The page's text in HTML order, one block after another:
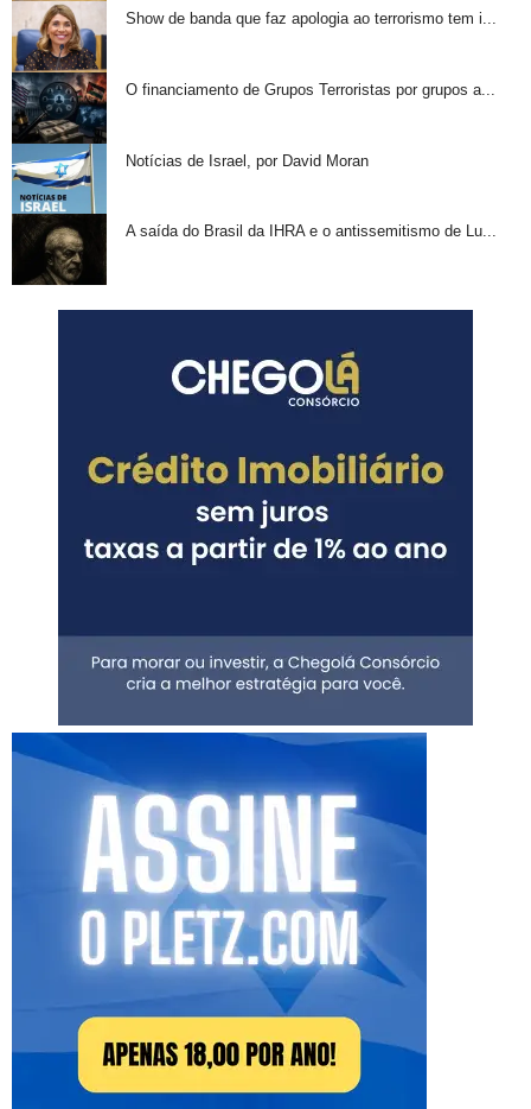
Show de banda que faz apologia ao terrorismo tem i...
O financiamento de Grupos Terroristas por grupos a...
Notícias de Israel, por David Moran
A saída do Brasil da IHRA e o antissemitismo de Lu...